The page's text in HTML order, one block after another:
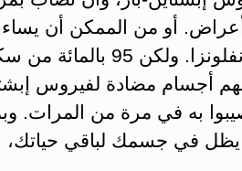
أعراض. أو من الممكن أن يساء
تشخيص حالتك بأنك مصاب بإنفلونزا. ولكن 95
أجسام مضادة لفيروس
به في مرة من المرات.
يظل في جسمك لباقي حياتك،